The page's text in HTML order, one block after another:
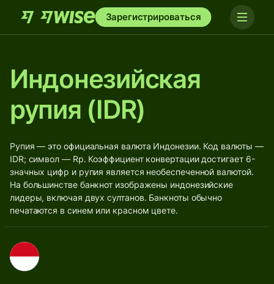
Зарегистрироваться
Индонезийская
рупия (IDR)
Рупия — это официальная валюта Индонезии. Код валюты —
IDR; символ — Rp. Коэффициент конвертации достигает 6-
значных цифр и рупия является необеспеченной валютой.
На большинстве банкнот изображены индонезийские
лидеры, включая двух султанов. Банкноты обычно
печатаются в синем или красном цвете.